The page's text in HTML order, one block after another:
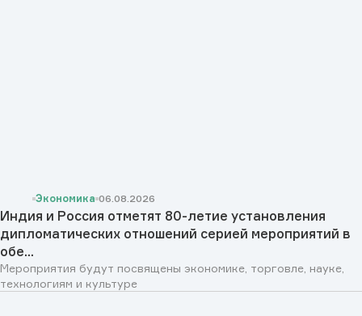
Экономика 06.08.2026
Индия и Россия отметят 80-летие установления
дипломатических отношений серией мероприятий в
обе...
Мероприятия будут посвящены экономике, торговле, науке,
технологиям и культуре